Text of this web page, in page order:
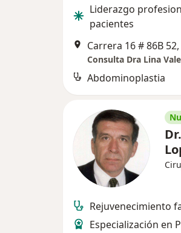
Liderazgo
pacientes
Carrera 16 # 86B
Consulta Dra Lina
Abdominoplastia
Rejuvenecimiento
Especialización en